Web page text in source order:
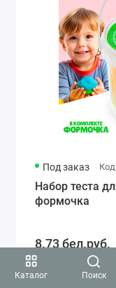
Каталог Поиск
Под заказ
Набор теста
формочка
8.73 бел.руб.